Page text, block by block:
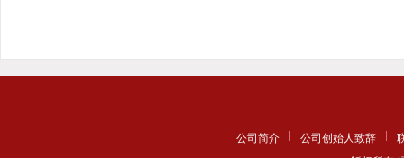
公司简介 公司创始人致辞